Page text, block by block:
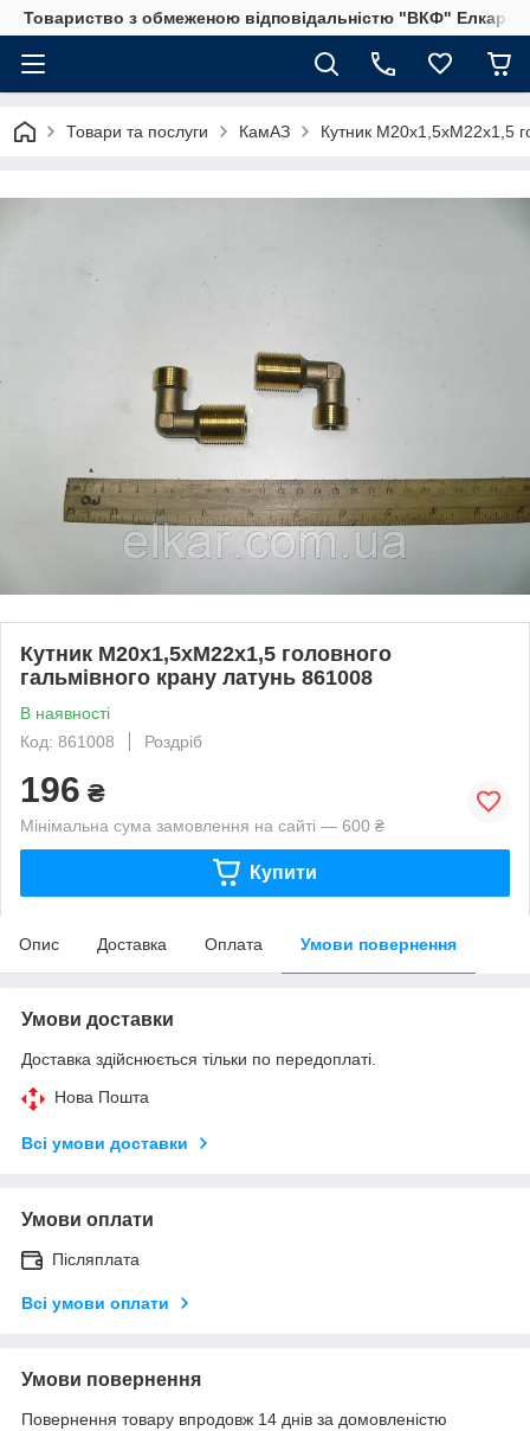
Товариство з обмеженою відповідальністю "ВКФ" Елкар"
Товари та послуги КамАЗ Кутник М20х1,5хМ22х1,5
Кутник М20х1,5хМ22х1,5 головного
гальмівного крану латунь 861008
В наявності
Код: 861008
Роздріб
196 ₴
Мінімальна сума замовлення на сайті — 600 ₴
Купити
Опис Доставка Оплата Умови повернення
Умови доставки
Доставка здійснюється тільки по передоплаті.
Нова Пошта
Всі умови доставки
Умови оплати
Післяплата
Всі умови оплати
Умови повернення
Повернення товару впродовж 14 днів за домовленістю